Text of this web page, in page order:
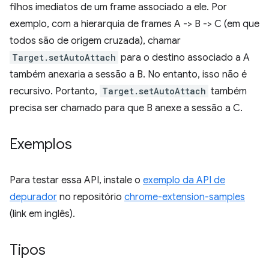
filhos imediatos de um frame associado a ele. Por
exemplo, com a hierarquia de frames A -> B -> C (em que
todos são de origem cruzada), chamar
Target.setAutoAttach para o destino associado a A
também anexaria a sessão a B. No entanto, isso não é
recursivo. Portanto, Target.setAutoAttach também
precisa ser chamado para que B anexe a sessão a C.
Exemplos
Para testar essa API, instale o exemplo da API de
depurador no repositório chrome-extension-samples
(link em inglês).
Tipos